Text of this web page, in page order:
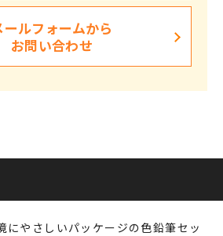
ールフォームから
お問い合わせ
にやさしいパッケージの色鉛筆セッ